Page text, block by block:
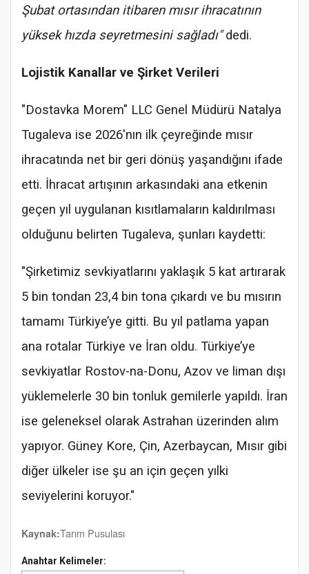
Şubat ortasından itibaren mısır ihracatının
yüksek hızda seyretmesini sağladı"dedi.
Lojistik Kanallar ve Şirket Verileri
"Dostavka Morem" LLC Genel Müdürü Natalya
Tugaleva ise 2026'nın ilk çeyreğinde mısır
ihracatında net bir geri dönüş yaşandığını ifade
etti. İhracat artışının arkasındaki ana etkenin
geçen yıl uygulanan kısıtlamaların kaldırılması
olduğunu belirten Tugaleva, şunları kaydetti:
"Şirketimiz sevkiyatlarını yaklaşık 5 kat artırarak
5 bin tondan 23,4 bin tona çıkardı ve bu mısırın
tamamı Türkiye’ye gitti. Bu yıl patlama yapan
ana rotalar Türkiye ve İran oldu. Türkiye’ye
sevkiyatlar Rostov-na-Donu, Azov ve liman dışı
yüklemelerle 30 bin tonluk gemilerle yapıldı. İran
ise geleneksel olarak Astrahan üzerinden alım
yapıyor. Güney Kore, Çin, Azerbaycan, Mısır gibi
diğer ülkeler ise şu an için geçen yılki
seviyelerini koruyor."
Kaynak:Tarım Pusulası
Anahtar Kelimeler: